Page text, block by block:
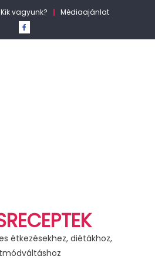
Kik vagyunk? Médiaajánlat
étkezésekhez, diétákhoz,